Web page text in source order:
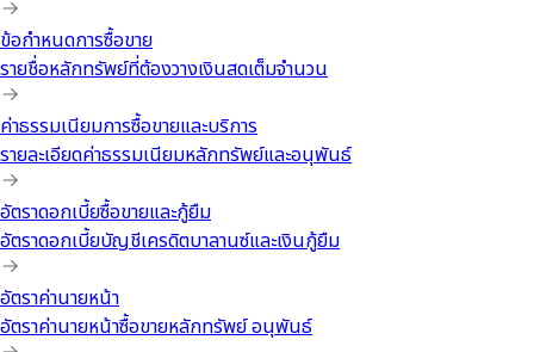
ข้อกำหนดการซื้อขาย
รายชื่อหลักทรัพย์ที่ต้องวางเงินสดเต็มจำนวน
ค่าธรรมเนียมการซื้อขายและบริการ
รายละเอียดค่าธรรมเนียมหลักทรัพย์และอนุพันธ์
อัตราดอกเบี้ยซื้อขายและกู้ยืม
อัตราดอกเบี้ยบัญชีเครดิตบาลานซ์และเงินกู้ยืม
อัตราค่านายหน้า
อัตราค่านายหน้าซื้อขายหลักทรัพย์ อนุพันธ์